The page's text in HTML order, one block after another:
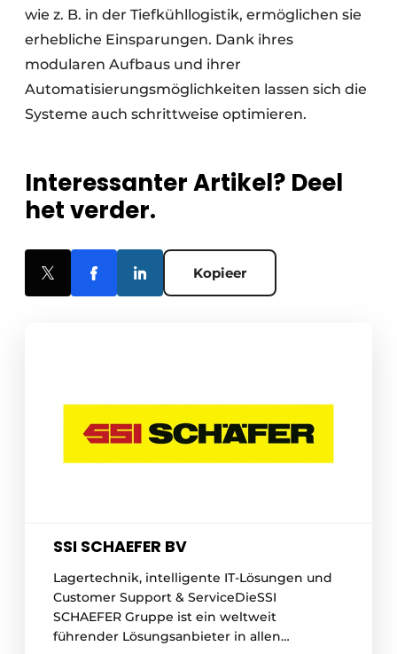
wie z. B. in der Tiefkühllogistik, ermöglichen sie
erhebliche Einsparungen. Dank ihres
modularen Aufbaus und ihrer
Automatisierungsmöglichkeiten lassen sich die
Systeme auch schrittweise optimieren.
Interessanter Artikel? Deel
het verder.
Kopieer
SSI SCHAEFER BV
Lagertechnik, intelligente IT-Lösungen und
Customer Support & ServiceDieSSI
SCHAEFER Gruppe ist ein weltweit
führender Lösungsanbieter in allen